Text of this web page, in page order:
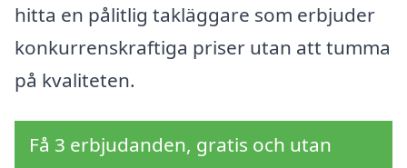
hitta en pålitlig takläggare som erbjuder
konkurrenskraftiga priser utan att tumma
på kvaliteten.
Få 3 erbjudanden, gratis och utan